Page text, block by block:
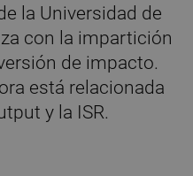
la Universidad de
con la impartición
de impacto.
está relacionada
y la ISR.